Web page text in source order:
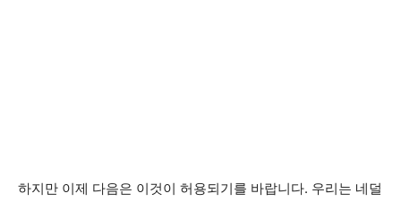
하지만 이제 다음은 이것이 허용되기를 바랍니다. 우리는 네덜